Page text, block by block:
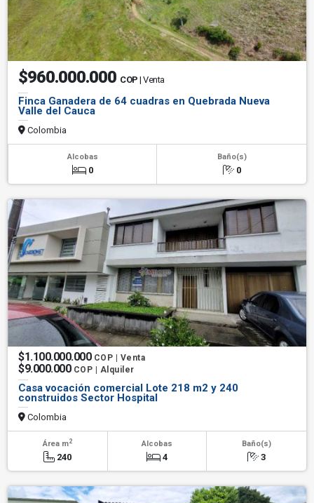
$960.000.000 COP | Venta
Finca Ganadera de 64 cuadras en Quebrada Nueva
Valle del Cauca
Colombia
Alcobas
0
Baño(s)
0
$1.100.000.000 COP | Venta
$9.000.000 COP | Alquiler
Casa vocación comercial Lote 218 m2 y 240
construidos Sector Hospital
Colombia
Área m2
240
Alcobas
4
Baño(s)
3